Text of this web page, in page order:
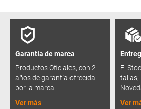
Garantía de marca
Productos Oficiales, con 2
años de garantía ofrecida
por la marca.
Ver más
El
tallas,
Ver